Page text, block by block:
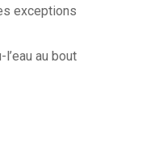
exceptions
l’eau au bout